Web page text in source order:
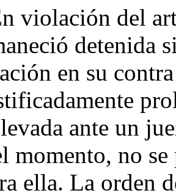
violación del
detenida
en su
ante un
momento, no
ella. La orden